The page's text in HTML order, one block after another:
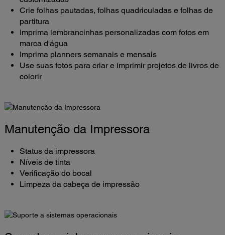
Crie folhas pautadas, folhas quadriculadas e folhas de
partitura
Imprima lembrancinhas personalizadas com fotos em
marca d'água
Imprima planners semanais e mensais
Use suas fotos para criar e imprimir projetos de livros de
colorir
Manutenção da Impressora
Status da impressora
Níveis de tinta
Verificação do bocal
Limpeza da cabeça de impressão